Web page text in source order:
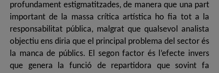
profundament estigmatitzades, de manera que una part
important de la massa crítica artística ho fia tot a la
responsabilitat pública, malgrat que qualsevol analista
objectiu ens diria que el principal problema del sector és
la manca de públics. El segon factor és l’efecte invers
que genera la funció de repartidora que sovint fa